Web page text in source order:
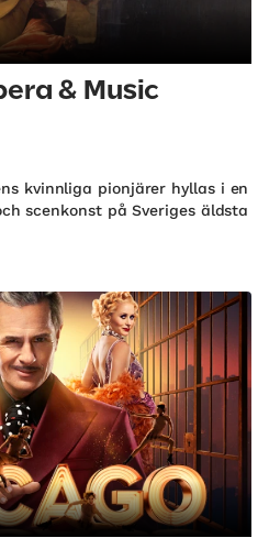
& Music
kvinnliga pionjärer hyllas i en
scenkonst på Sveriges äldsta